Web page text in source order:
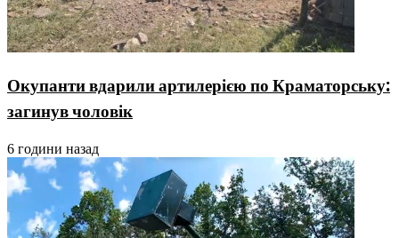
Окупанти вдарили артилерією по Краматорську:
загинув чоловік
6 години назад